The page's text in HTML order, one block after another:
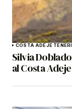
COSTA ADEJE
Silvia
al Costa